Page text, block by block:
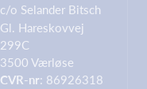
c/o Selander Bitsch
Gl. Hareskovvej
299C
3500 Værløse
CVR-nr: 86926318